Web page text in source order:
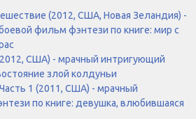
(2012, США, Новая Зеландия) -
фильм фэнтези по книге: мир с
США) - мрачный интригующий
злой колдуньи
1 (2011, США) - мрачный
по книге: девушка, влюбившаяся